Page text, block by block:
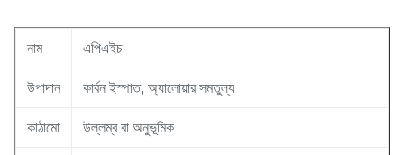
নাম এপিএইচ
উপাদান কার্বন ইস্পাত, অ্যালোয়ার সমতুল্য
কাঠামো উল্লম্ব বা অনুভূমিক